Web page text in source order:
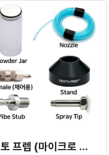
덴토 프렙 (마이크로 블라스터) 악세사리